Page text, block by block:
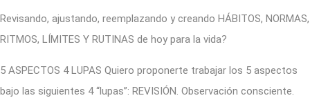
Revisando, ajustando, reemplazando y creando HÁBITOS, NORMAS,
RITMOS, LÍMITES Y RUTINAS de hoy para la vida?
5 ASPECTOS 4 LUPAS Quiero proponerte trabajar los 5 aspectos
bajo las siguientes 4 “lupas”: REVISIÓN. Observación consciente.